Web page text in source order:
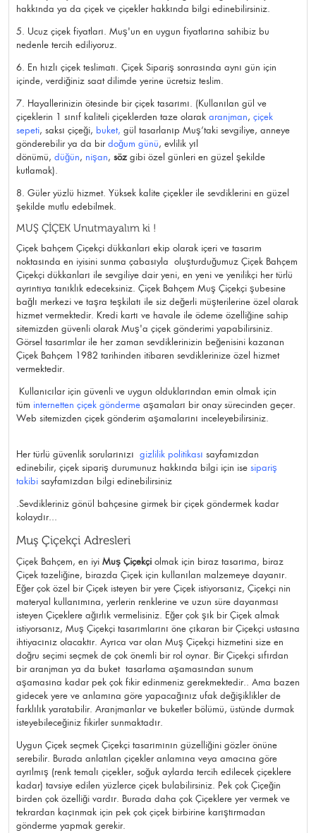
hakkında ya da çiçek ve çiçekler hakkında bilgi edinebilirsiniz.
5. Ucuz çiçek fiyatları. Muş'un en uygun fiyatlarına sahibiz bu
nedenle tercih ediliyoruz.
6. En hızlı çiçek teslimatı. Çiçek Sipariş sonrasında aynı gün için
içinde, verdiğiniz saat dilimde yerine ücretsiz teslim.
7. Hayallerinizin ötesinde bir çiçek tasarımı. (Kullanılan gül ve
çiçeklerin 1 sınıf kaliteli çiçeklerden taze olarak aranjman, çiçek
sepeti, saksı çiçeği, buket, gül tasarlanıp Muş’taki sevgiliye, anneye
gönderebilir ya da bir doğum günü, evlilik yıl
dönümü, düğün, nişan, sözgibi özel günleri en güzel şekilde
kutlamak).
8. Güler yüzlü hizmet. Yüksek kalite çiçekler ile sevdiklerini en güzel
şekilde mutlu edebilmek.
MUŞ ÇİÇEK Unutmayalım ki !
Çiçek bahçem Çiçekçi dükkanları ekip olarak içeri ve tasarım
noktasında en iyisini sunma çabasıyla oluşturduğumuz Çiçek Bahçem
Çiçekçi dükkanları ile sevgiliye dair yeni, en yeni ve yenilikçi her türlü
ayrıntıya tanıklık edeceksiniz. Çiçek Bahçem Muş Çiçekçi şubesine
bağlı merkezi ve taşra teşkilatı ile siz değerli müşterilerine özel olarak
hizmet vermektedir. Kredi kartı ve havale ile ödeme özelliğine sahip
sitemizden güvenli olarak Muş'a çiçek gönderimi yapabilirsiniz.
Görsel tasarımlar ile her zaman sevdiklerinizin beğenisini kazanan
Çiçek Bahçem 1982 tarihinden itibaren sevdiklerinize özel hizmet
vermektedir.
Kullanıcılar için güvenli ve uygun olduklarından emin olmak için
tüm internetten çiçek gönderme aşamaları bir onay sürecinden geçer.
Web sitemizden çiçek gönderim aşamalarını inceleyebilirsiniz.
Her türlü güvenlik sorularınızı gizlilik politikası sayfamızdan
edinebilir, çiçek sipariş durumunuz hakkında bilgi için ise sipariş
takibi sayfamızdan bilgi edinebilirsiniz
.Sevdikleriniz gönül bahçesine girmek bir çiçek göndermek kadar
kolaydır...
Muş Çiçekçi Adresleri
Çiçek Bahçem, en iyi Muş Çiçekçi olmak için biraz tasarıma, biraz
Çiçek tazeliğine, birazda Çiçek için kullanılan malzemeye dayanır.
Eğer çok özel bir Çiçek isteyen bir yere Çiçek istiyorsanız, Çiçekçi nin
materyal kullanımına, yerlerin renklerine ve uzun süre dayanması
isteyen Çiçeklere ağırlık vermelisiniz. Eğer çok şık bir Çiçek almak
istiyorsanız, Muş Çiçekçi tasarımlarını öne çıkaran bir Çiçekçi ustasına
ihtiyacınız olacaktır. Ayrıca var olan Muş Çiçekçi hizmetini size en
doğru seçimi seçmek de çok önemli bir rol oynar. Bir Çiçekçi sıfırdan
bir aranjman ya da buket tasarlama aşamasından sunum
aşamasına kadar pek çok fikir edinmeniz gerekmektedir.. Ama bazen
gidecek yere ve anlamına göre yapacağınız ufak değişiklikler de
farklılık yaratabilir. Aranjmanlar ve buketler bölümü, üstünde durmak
isteyebileceğiniz fikirler sunmaktadır.
Uygun Çiçek seçmek Çiçekçi tasarımının güzelliğini gözler önüne
serebilir. Burada anlatılan çiçekler anlamına veya amacına göre
ayrılmış (renk temalı çiçekler, soğuk aylarda tercih edilecek çiçeklere
kadar) tavsiye edilen yüzlerce çiçek bulabilirsiniz. Pek çok Çiçeğin
birden çok özelliği vardır. Burada daha çok Çiçeklere yer vermek ve
tekrardan kaçınmak için pek çok çiçek birbirine karıştırmadan
gönderme yapmak gerekir.